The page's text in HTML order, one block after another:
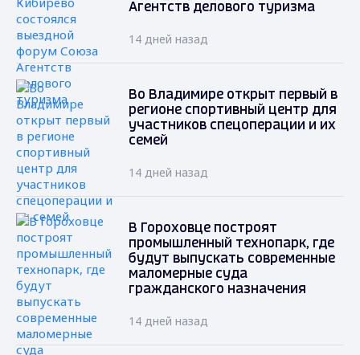
Агентств делового туризма
14 дней назад
Во Владимире открыт первый в
регионе спортивный центр для
участников спецоперации и их
семей
14 дней назад
В Гороховце построят
промышленный технопарк, где
будут выпускать современные
маломерные суда
гражданского назначения
14 дней назад